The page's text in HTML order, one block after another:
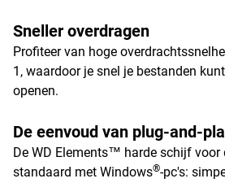
Sneller overdragen
Profiteer van hoge
1, waardoor je snel je bestanden
openen.
De eenvoud van plug-and-
De WD Elements™ harde schijf voor
standaard met Windows®-pc's: